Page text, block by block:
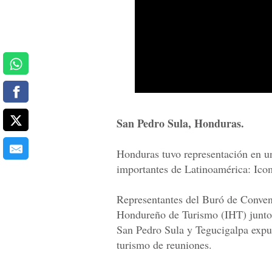
San Pedro Sula, Honduras.
Honduras tuvo representación en
importantes de Latinoamérica:
Representantes del Buró de
Hondureño de Turismo (IHT)
San Pedro Sula y Tegucigalpa
turismo de reuniones.